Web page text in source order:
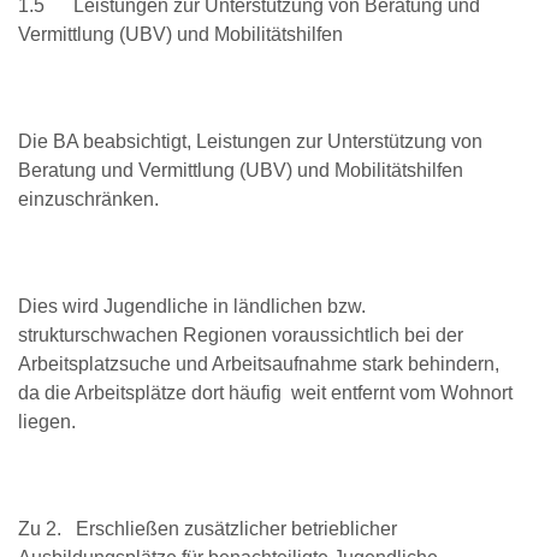
1.5 Leistungen zur Unterstützung von Beratung und
Vermittlung (UBV) und Mobilitätshilfen
Die BA beabsichtigt, Leistungen zur Unterstützung von
Beratung und Vermittlung (UBV) und Mobilitätshilfen
einzuschränken.
Dies wird Jugendliche in ländlichen bzw.
strukturschwachen Regionen voraussichtlich bei der
Arbeitsplatzsuche und Arbeitsaufnahme stark behindern,
da die Arbeitsplätze dort häufig weit entfernt vom Wohnort
liegen.
Zu 2. Erschließen zusätzlicher betrieblicher